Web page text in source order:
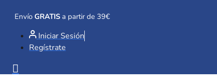
contenido
Envío GRATIS a partir de 39€
Iniciar Sesión
Regístrate